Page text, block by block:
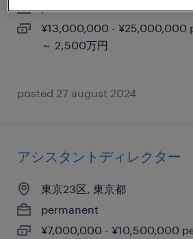
permanent
¥13,000,000 - ¥25,000,000
～ 2,500万円
posted 27 august 2024
アシスタントディレクター
東京23区, 東京都
permanent
¥7,000,000 - ¥10,500,000